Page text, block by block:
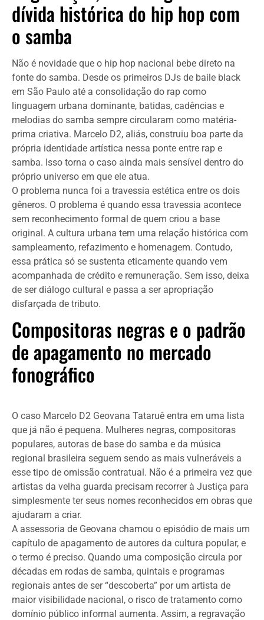
dívida histórica do hip hop com
o samba
Não é novidade que o hip hop nacional bebe direto na
fonte do samba. Desde os primeiros DJs de baile black
em São Paulo até a consolidação do rap como
linguagem urbana dominante, batidas, cadências e
melodias do samba sempre circularam como matéria-
prima criativa. Marcelo D2, aliás, construiu boa parte da
própria identidade artística nessa ponte entre rap e
samba. Isso torna o caso ainda mais sensível dentro do
próprio universo em que ele atua.
O problema nunca foi a travessia estética entre os dois
gêneros. O problema é quando essa travessia acontece
sem reconhecimento formal de quem criou a base
original. A cultura urbana tem uma relação histórica com
sampleamento, refazimento e homenagem. Contudo,
essa prática só se sustenta eticamente quando vem
acompanhada de crédito e remuneração. Sem isso, deixa
de ser diálogo cultural e passa a ser apropriação
disfarçada de tributo.
Compositoras negras e o padrão
de apagamento no mercado
fonográfico
O caso Marcelo D2 Geovana Tataruê entra em uma lista
que já não é pequena. Mulheres negras, compositoras
populares, autoras de base do samba e da música
regional brasileira seguem sendo as mais vulneráveis a
esse tipo de omissão contratual. Não é a primeira vez que
artistas da velha guarda precisam recorrer à Justiça para
simplesmente ter seus nomes reconhecidos em obras que
ajudaram a criar.
A assessoria de Geovana chamou o episódio de mais um
capítulo de apagamento de autores da cultura popular, e
o termo é preciso. Quando uma composição circula por
décadas em rodas de samba, quintais e programas
regionais antes de ser “descoberta” por um artista de
maior visibilidade nacional, o risco de tratamento como
domínio público informal aumenta. Assim, a regravação